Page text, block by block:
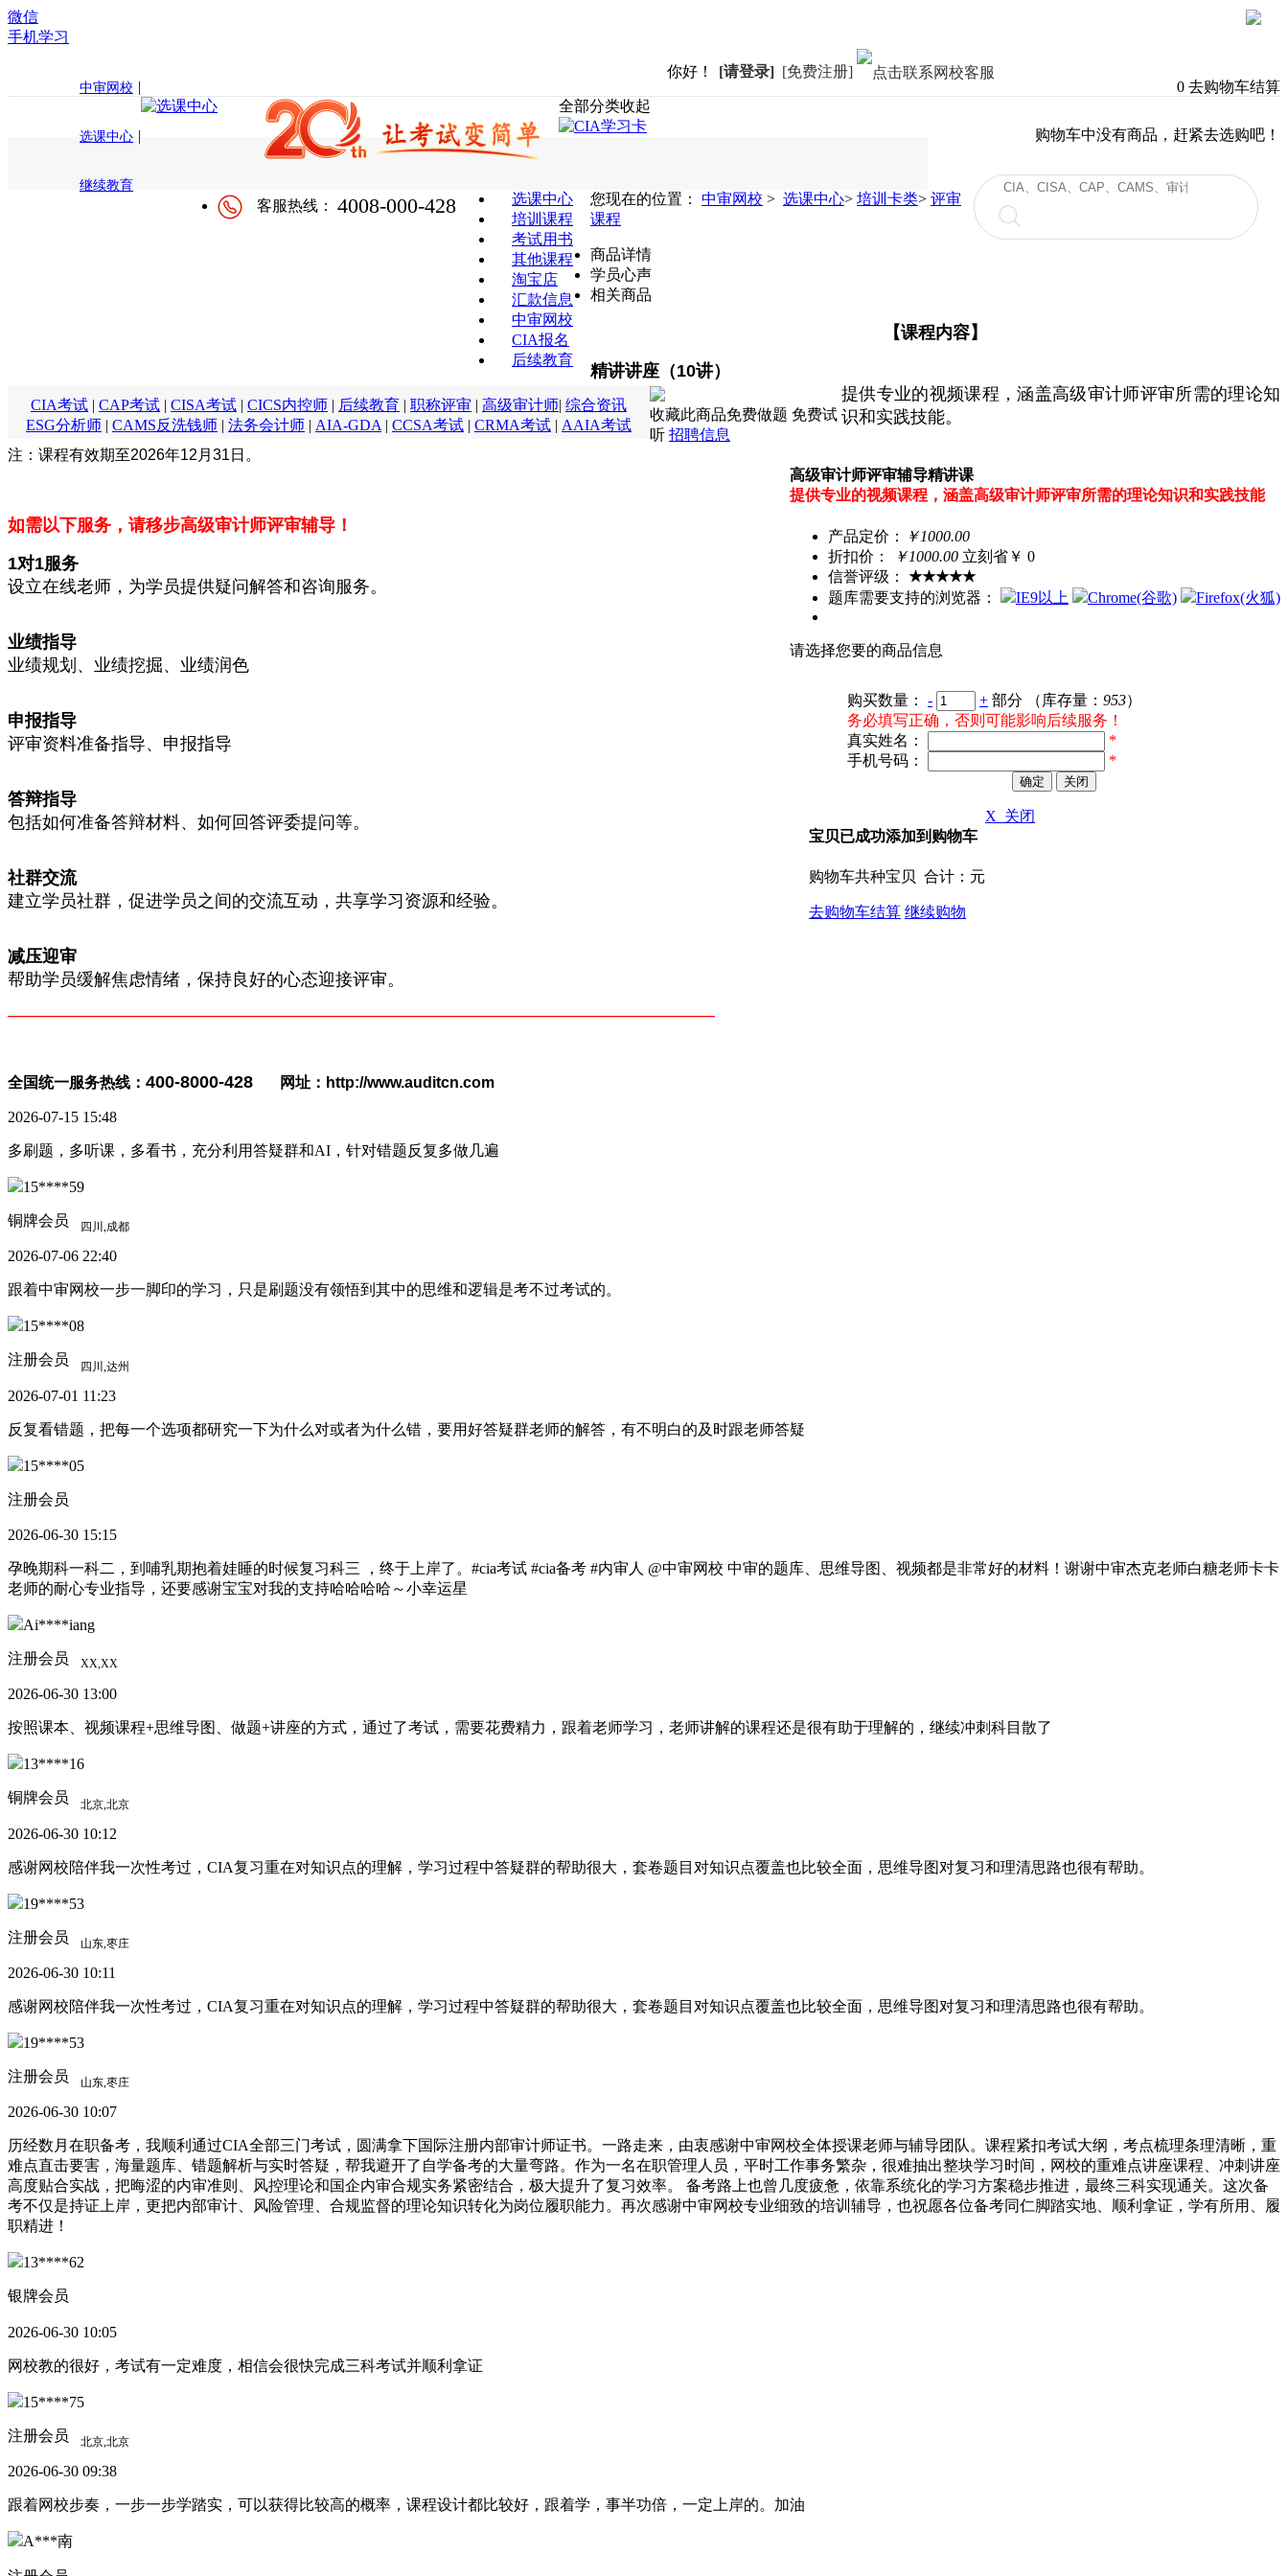
微信
手机学习
中审网校 |
选课中心 |
继续教育
你好！ [请登录] [免费注册]
0 去购物车结算
购物车中没有商品，赶紧去选购吧！
客服热线： 4008-000-428
全部分类收起
选课中心
培训课程
考试用书
其他课程
淘宝店
汇款信息
中审网校
CIA报名
后续教育
CIA考试 | CAP考试 | CISA考试 | CICS内控师 | 后续教育 | 职称评审 | 高级审计师| 综合资讯
ESG分析师 | CAMS反洗钱师 | 法务会计师 | AIA-GDA | CCSA考试 | CRMA考试 | AAIA考试
您现在的位置： 中审网校 > 选课中心> 培训卡类> 评审
课程
收藏此商品免费做题 免费试
听 招聘信息
高级审计师评审辅导精讲课
提供专业的视频课程，涵盖高级审计师评审所需的理论知识和实践技能
产品定价：
￥1000.00
折扣价：
￥1000.00 立刻省￥ 0
信誉评级：
★★★★★
题库需要支持的浏览器：
IE9以上 Chrome(谷歌) Firefox(火狐)
请选择您要的商品信息
购买数量： - + 部分 （库存量： 953）
务必填写正确，否则可能影响后续服务！
真实姓名：
*
手机号码：
*
确定 关闭
X 关闭
宝贝已成功添加到购物车
购物车共种宝贝 合计： 元
去购物车结算 继续购物
商品详情
学员心声
相关商品
【课程内容】
精讲讲座（10讲）
提供专业的视频课程，涵盖高级审计师评审所需的理论知
识和实践技能。
注：课程有效期至2026年12月31日。
如需以下服务，请移步高级审计师评审辅导！
1对1服务
设立在线老师，为学员提供疑问解答和咨询服务。
业绩指导
业绩规划、业绩挖掘、业绩润色
申报指导
评审资料准备指导、申报指导
答辩指导
包括如何准备答辩材料、如何回答评委提问等。
社群交流
建立学员社群，促进学员之间的交流互动，共享学习资源和经验。
减压迎审
帮助学员缓解焦虑情绪，保持良好的心态迎接评审。
—————————————————————————————————————————
全国统一服务热线： 400-8000-428 网址：http://www.auditcn.com
2026-07-15 15:48
多刷题，多听课，多看书，充分利用答疑群和AI，针对错题反复多做几遍
15****59
铜牌会员
2026-07-06 22:40
跟着中审网校一步一脚印的学习，只是刷题没有领悟到其中的思维和逻辑是考不过考试的。
15****08
注册会员
2026-07-01 11:23
反复看错题，把每一个选项都研究一下为什么对或者为什么错，要用好答疑群老师的解答，有不明白的及时跟老师答疑
15****05
注册会员
2026-06-30 15:15
孕晚期科一科二，到哺乳期抱着娃睡的时候复习科三 ，终于上岸了。#cia考试 #cia备考 #内审人 @中审网校 中审的题库、思维导图、视频都是非常好的材料！谢谢中审杰克老师白糖老师卡卡
老师的耐心专业指导，还要感谢宝宝对我的支持哈哈哈哈～小幸运星
Ai****iang
注册会员
2026-06-30 13:00
按照课本、视频课程+思维导图、做题+讲座的方式，通过了考试，需要花费精力，跟着老师学习，老师讲解的课程还是很有助于理解的，继续冲刺科目散了
13****16
铜牌会员
2026-06-30 10:12
感谢网校陪伴我一次性考过，CIA复习重在对知识点的理解，学习过程中答疑群的帮助很大，套卷题目对知识点覆盖也比较全面，思维导图对复习和理清思路也很有帮助。
19****53
注册会员
2026-06-30 10:11
感谢网校陪伴我一次性考过，CIA复习重在对知识点的理解，学习过程中答疑群的帮助很大，套卷题目对知识点覆盖也比较全面，思维导图对复习和理清思路也很有帮助。
19****53
注册会员
2026-06-30 10:07
历经数月在职备考，我顺利通过CIA全部三门考试，圆满拿下国际注册内部审计师证书。一路走来，由衷感谢中审网校全体授课老师与辅导团队。课程紧扣考试大纲，考点梳理条理清晰，重
难点直击要害，海量题库、错题解析与实时答疑，帮我避开了自学备考的大量弯路。作为一名在职管理人员，平时工作事务繁杂，很难抽出整块学习时间，网校的重难点讲座课程、冲刺讲座
高度贴合实战，把晦涩的内审准则、风控理论和国企内审合规实务紧密结合，极大提升了复习效率。 备考路上也曾几度疲惫，依靠系统化的学习方案稳步推进，最终三科实现通关。这次备
考不仅是持证上岸，更把内部审计、风险管理、合规监督的理论知识转化为岗位履职能力。再次感谢中审网校专业细致的培训辅导，也祝愿各位备考同仁脚踏实地、顺利拿证，学有所用、履
职精进！
13****62
银牌会员
2026-06-30 10:05
网校教的很好，考试有一定难度，相信会很快完成三科考试并顺利拿证
15****75
注册会员
2026-06-30 09:38
跟着网校步奏，一步一步学踏实，可以获得比较高的概率，课程设计都比较好，跟着学，事半功倍，一定上岸的。加油
A***南